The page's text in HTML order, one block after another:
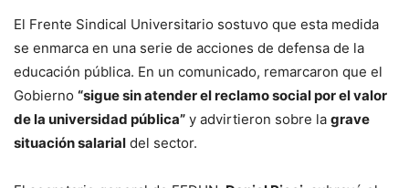
El Frente Sindical Universitario sostuvo que esta medida
se enmarca en una serie de acciones de defensa de la
educación pública. En un comunicado, remarcaron que el
Gobierno “sigue sin atender el reclamo social por el valor
de la universidad pública” y advirtieron sobre la grave
situación salarial del sector.